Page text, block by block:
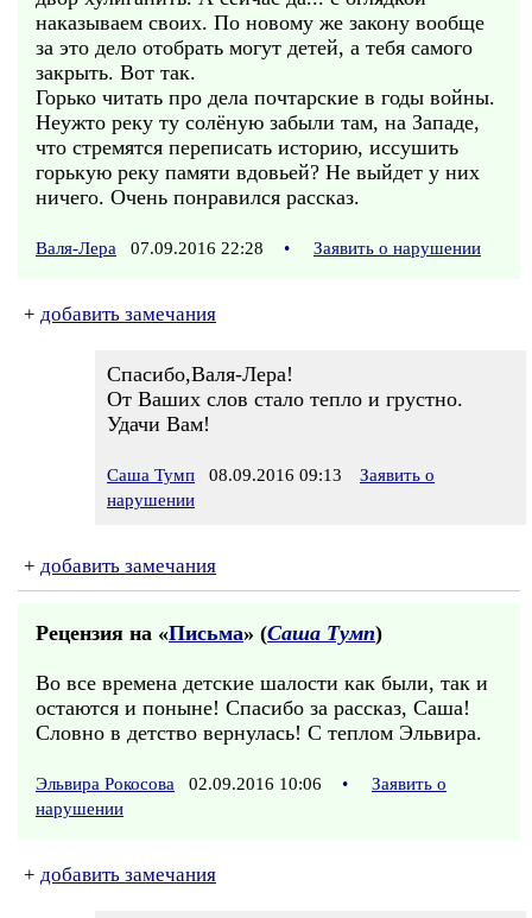
наказываем своих. По новому же закону вообще
за это дело отобрать могут детей, а тебя самого
закрыть. Вот так.
Горько читать про дела почтарские в годы войны.
Неужто реку ту солёную забыли там, на Западе,
что стремятся переписать историю, иссушить
горькую реку памяти вдовьей? Не выйдет у них
ничего. Очень понравился рассказ.
Валя-Лера 07.09.2016 22:28 • Заявить о нарушении
+ добавить замечания
Спасибо,Валя-Лера!
От Ваших слов стало тепло и грустно.
Удачи Вам!
Саша Тумп 08.09.2016 09:13
Заявить о
нарушении
+ добавить замечания
Рецензия на «Письма» (Саша Тумп)
Во все времена детские шалости как были, так и
остаются и поныне! Спасибо за рассказ, Саша!
Словно в детство вернулась! С теплом Эльвира.
Эльвира Рокосова 02.09.2016 10:06 •
Заявить о
нарушении
+ добавить замечания